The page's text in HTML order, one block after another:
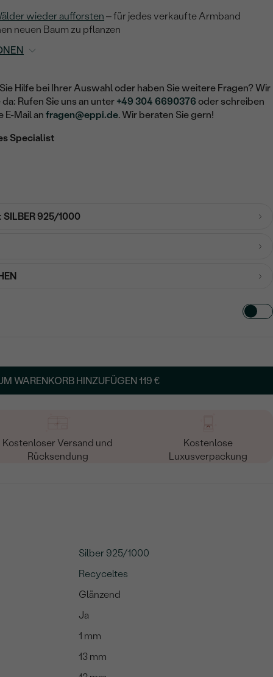
wieder aufforsten – für jedes verkaufte Armband
neuen Baum zu pflanzen
Hilfe bei Ihrer Auswahl oder haben Sie weitere Fragen? Wir
Rufen Sie uns an unter +49 304 6690376 oder schreiben
E-Mail anfragen@eppi.de. Wir beraten Sie gern!
Specialist
SILBER 925/1000
WARENKORB HINZUFÜGEN119 €
Kostenloser Versand und
Rücksendung
Kostenlose
Luxusverpackung
Silber 925/1000
Recyceltes
Glänzend
Ja
1 mm
13 mm